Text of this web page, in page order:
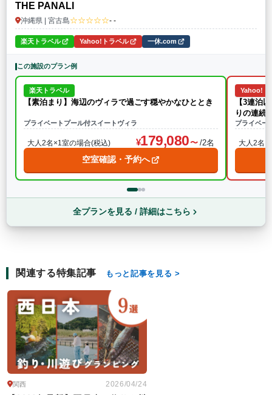
THE PANALI
沖縄県 | 宮古島☆☆☆☆☆- -
楽天トラベル Yahoo!トラベル 一休.com
この施設のプラン例
楽天トラベル
【素泊まり】海辺のヴィラで過ごす穏やかなひととき
プライベートプール付スイートヴィラ
大人2名×1室の場合(税込) 179,080 /2名
空室確認・予約へ
Yahoo!ト
【3連泊
りの連続
プライベー
大人2名
全プランを見る / 詳細はこちら
関連する特集記事 もっと記事を見る
2026/04/24
関西